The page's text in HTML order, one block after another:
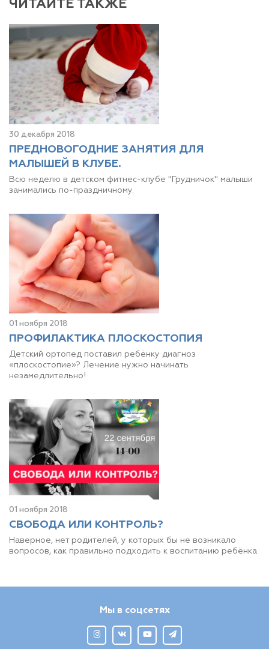
ЧИТАЙТЕ ТАКЖЕ
30 декабря 2018
ПРЕДНОВОГОДНИЕ ЗАНЯТИЯ ДЛЯ
МАЛЫШЕЙ В КЛУБЕ.
Всю неделю в детском фитнес-клубе "Грудничок" малыши
занимались по-праздничному.
01 ноября 2018
ПРОФИЛАКТИКА ПЛОСКОСТОПИЯ
Детский ортопед поставил ребёнку диагноз
«плоскостопие»? Лечение нужно начинать
незамедлительно!
01 ноября 2018
СВОБОДА ИЛИ КОНТРОЛЬ?
Наверное, нет родителей, у которых бы не возникало
вопросов, как правильно подходить к воспитанию ребёнка
Мы в соцсетях